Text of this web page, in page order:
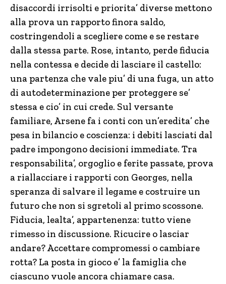
disaccordi irrisolti e priorita’ diverse mettono
alla prova un rapporto finora saldo,
costringendoli a scegliere come e se restare
dalla stessa parte. Rose, intanto, perde fiducia
nella contessa e decide di lasciare il castello:
una partenza che vale piu’ di una fuga, un atto
di autodeterminazione per proteggere se’
stessa e cio’ in cui crede. Sul versante
familiare, Arsene fa i conti con un’eredita’ che
pesa in bilancio e coscienza: i debiti lasciati dal
padre impongono decisioni immediate. Tra
responsabilita’, orgoglio e ferite passate, prova
a riallacciare i rapporti con Georges, nella
speranza di salvare il legame e costruire un
futuro che non si sgretoli al primo scossone.
Fiducia, lealta’, appartenenza: tutto viene
rimesso in discussione. Ricucire o lasciar
andare? Accettare compromessi o cambiare
rotta? La posta in gioco e’ la famiglia che
ciascuno vuole ancora chiamare casa.